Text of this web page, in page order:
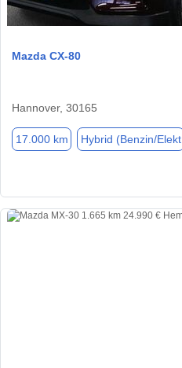
Mazda CX-80
Hannover, 30165
17.000 km Hybrid (Benzin/Elekt